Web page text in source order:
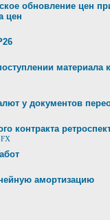
обновление цен
цен
материала к
у документов
контракта
амортизацию